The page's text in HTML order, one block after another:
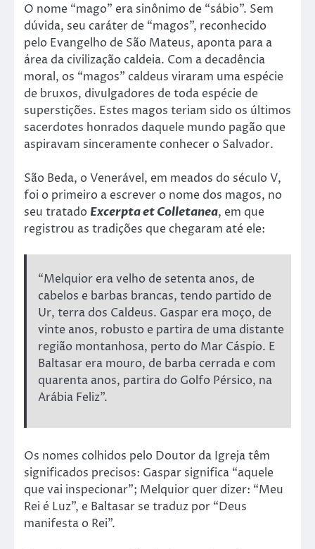
O nome “mago” era sinônimo de “sábio”. Sem
dúvida, seu caráter de “magos”, reconhecido
pelo Evangelho de São Mateus, aponta para a
área da civilização caldeia. Com a decadência
moral, os “magos” caldeus viraram uma espécie
de bruxos, divulgadores de toda espécie de
superstições. Estes magos teriam sido os últimos
sacerdotes honrados daquele mundo pagão que
aspiravam sinceramente conhecer o Salvador.
São Beda, o Venerável, em meados do século V,
foi o primeiro a escrever o nome dos magos, no
seu tratado Excerpta et Colletanea, em que
registrou as tradições que chegaram até ele:
“Melquior era velho de setenta anos, de
cabelos e barbas brancas, tendo partido de
Ur, terra dos Caldeus. Gaspar era moço, de
vinte anos, robusto e partira de uma distante
região montanhosa, perto do Mar Cáspio. E
Baltasar era mouro, de barba cerrada e com
quarenta anos, partira do Golfo Pérsico, na
Arábia Feliz”.
Os nomes colhidos pelo Doutor da Igreja têm
significados precisos: Gaspar significa “aquele
que vai inspecionar”; Melquior quer dizer: “Meu
Rei é Luz”, e Baltasar se traduz por “Deus
manifesta o Rei”.